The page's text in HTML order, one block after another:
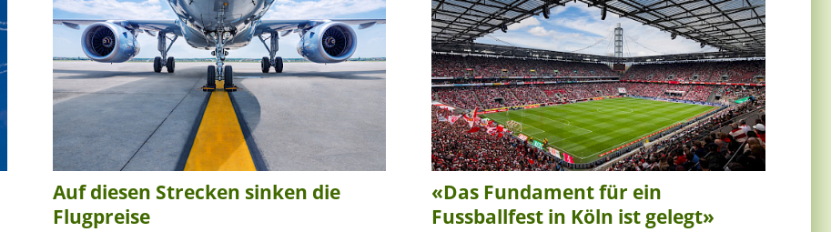
Auf diesen Strecken sinken die
Flugpreise
«Das Fundament für ein
Fussballfest in Köln ist gelegt»